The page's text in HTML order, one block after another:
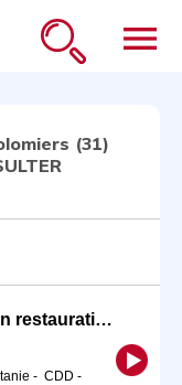
menu
(31)
Assistant / Assistante manager en restauration en Apprentissage (H/F)
- CDD -